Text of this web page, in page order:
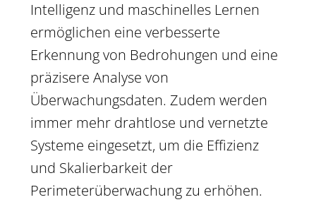
Intelligenz und maschinelles Lernen
ermöglichen eine verbesserte
Erkennung von Bedrohungen und eine
präzisere Analyse von
Überwachungsdaten. Zudem werden
immer mehr drahtlose und vernetzte
Systeme eingesetzt, um die Effizienz
und Skalierbarkeit der
Perimeterüberwachung zu erhöhen.